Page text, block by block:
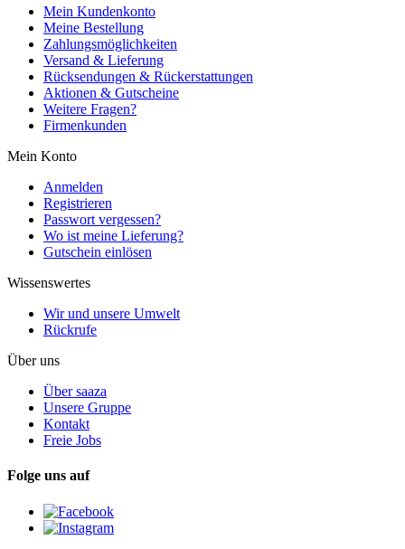
Mein Kundenkonto
Meine Bestellung
Zahlungsmöglichkeiten
Versand & Lieferung
Rücksendungen & Rückerstattungen
Aktionen & Gutscheine
Weitere Fragen?
Firmenkunden
Mein Konto
Anmelden
Registrieren
Passwort vergessen?
Wo ist meine Lieferung?
Gutschein einlösen
Wissenswertes
Wir und unsere Umwelt
Rückrufe
Über uns
Über saaza
Unsere Gruppe
Kontakt
Freie Jobs
Folge uns auf